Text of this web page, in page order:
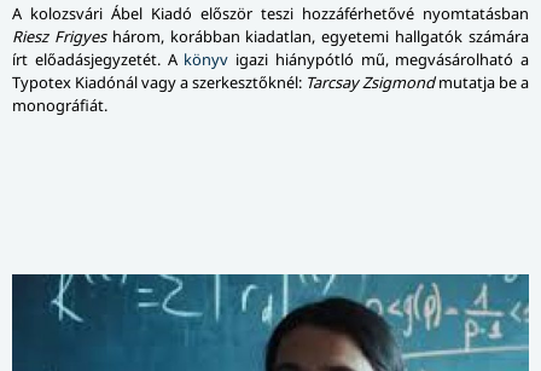
A kolozsvári Ábel Kiadó először teszi hozzáférhetővé nyomtatásban
Riesz Frigyeshárom, korábban kiadatlan, egyetemi hallgatók számára
írt előadásjegyzetét. A könyv igazi hiánypótló mű, megvásárolható a
Typotex Kiadónál vagy a szerkesztőknél: Tarcsay Zsigmondmutatja be a
monográfiát.